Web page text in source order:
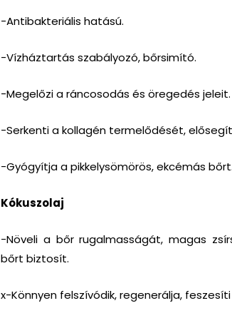
-Antibakteriális hatású.
-Vízháztartás szabályozó, bőrsimító.
-Megelőzi a ráncosodás és öregedés jeleit.
-Serkenti a kollagén termelődését,
-Gyógyítja a pikkelysömörös, ekcémás bőrt.
Kókuszolaj
-Növeli a bőr rugalmasságát, magas
bőrt biztosít.
x-Könnyen felszívódik, regenerálja,